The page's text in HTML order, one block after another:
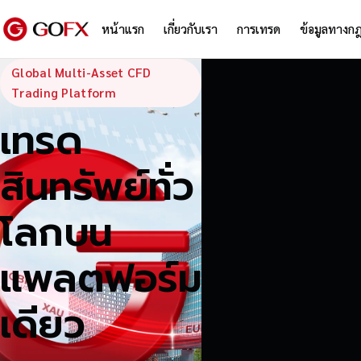
หน้าแรก เกี่ยวกับเรา การเทรด ข้อมูลทางก
GoFX —
Global Multi-Asset CFD
Trading Platform
เทรด
สินทรัพย์ทั่ว
โลกบน
แพลตฟอร์ม
เดียว